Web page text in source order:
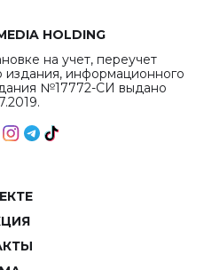
HOLDING
на учет, переучет
издания, информационного
№17772-СИ выдано